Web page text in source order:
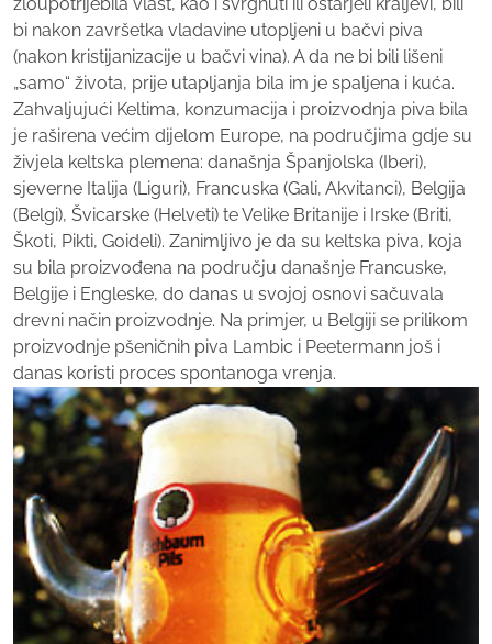
bi nakon završetka vladavine utopljeni u bačvi piva
(nakon kristijanizacije u bačvi vina). A da ne bi bili lišeni
„samo“ života, prije utapljanja bila im je spaljena i kuća.
Zahvaljujući Keltima, konzumacija i proizvodnja piva bila
je raširena većim dijelom Europe, na područjima gdje su
živjela keltska plemena: današnja Španjolska (Iberi),
sjeverne Italija (Liguri), Francuska (Gali, Akvitanci), Belgija
(Belgi), Švicarske (Helveti) te Velike Britanije i Irske (Briti,
Škoti, Pikti, Goideli). Zanimljivo je da su keltska piva, koja
su bila proizvođena na području današnje Francuske,
Belgije i Engleske, do danas u svojoj osnovi sačuvala
drevni način proizvodnje. Na primjer, u Belgiji se prilikom
proizvodnje pšeničnih piva Lambic i Peetermann još i
danas koristi proces spontanoga vrenja.